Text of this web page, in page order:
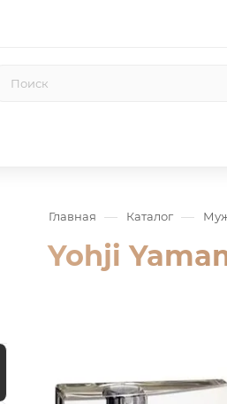
Главная — Каталог —
Yohji